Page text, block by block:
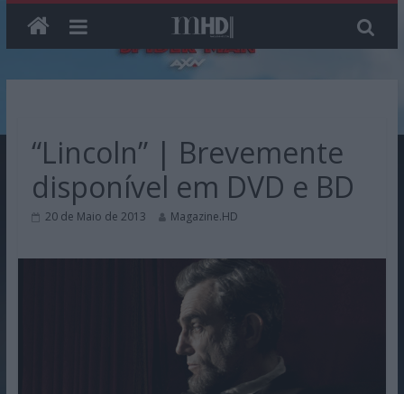
content“Lincoln” | Brevemente
disponível em DVD e BD
20 de Maio de 2013 Magazine.HD